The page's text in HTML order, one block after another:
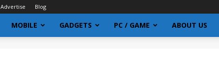
Advertise Blog
MOBILE GADGETS PC / GAME ABOUT US